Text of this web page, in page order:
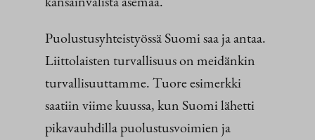
Puolustusyhteistyössä Suomi saa ja antaa.
Liittolaisten turvallisuus on meidänkin
turvallisuuttamme. Tuore esimerkki
saatiin viime kuussa, kun Suomi lähetti
pikavauhdilla puolustusvoimien ja